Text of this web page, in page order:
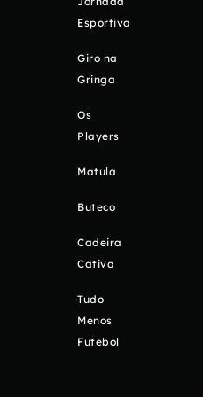
Esportiva
Giro na
Gringa
Os
Players
Matula
Buteco
Cadeira
Cativa
Tudo
Menos
Futebol